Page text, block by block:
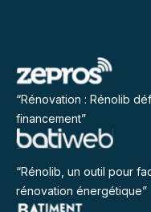
“Rénovation : Rénolib
financement”
“Rénolib, un outil pour
rénovation énergétique”